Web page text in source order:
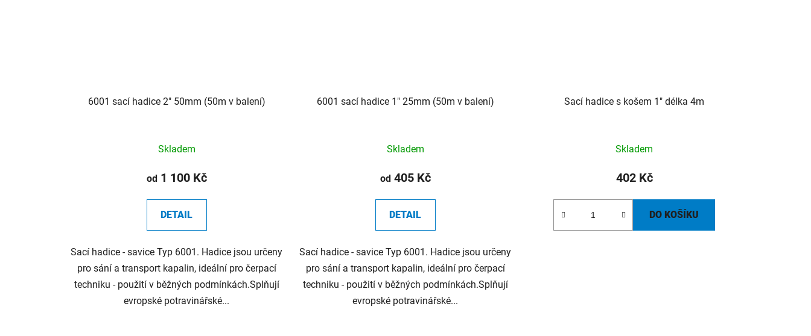
6001 sací hadice 2" 50mm (50m v balení)
Skladem
od1 100 Kč
DETAIL
Sací hadice - savice Typ 6001. Hadice jsou určeny
pro sání a transport kapalin, ideální pro čerpací
techniku - použití v běžných podmínkách.Splňují
evropské potravinářské...
6001 sací hadice 1" 25mm (50m v balení)
Skladem
od405 Kč
DETAIL
Sací hadice - savice Typ 6001. Hadice jsou určeny
pro sání a transport kapalin, ideální pro čerpací
techniku - použití v běžných podmínkách.Splňují
evropské potravinářské...
Sací hadice s košem 1" délka 4m
Skladem
402 Kč
DO KOŠÍKU